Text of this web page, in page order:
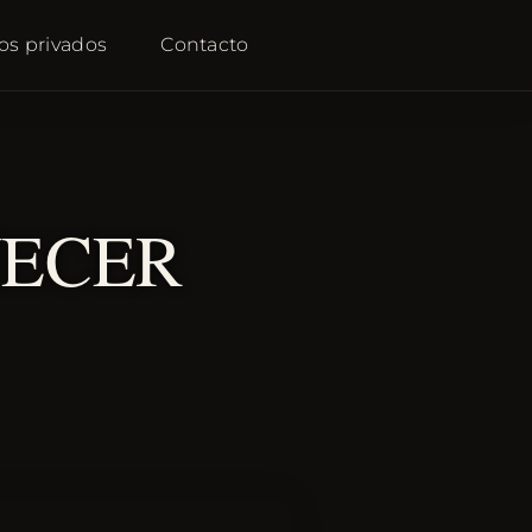
privados Contacto